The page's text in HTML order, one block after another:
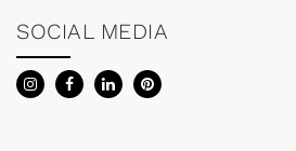
SOCIAL MEDIA